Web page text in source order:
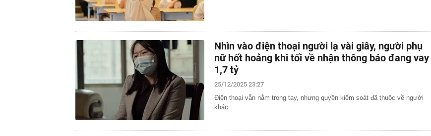
Nhìn vào điện thoại người lạ vài giây, người phụ
nữ hốt hoảng khi tối về nhận thông báo đang vay
1,7 tỷ
25/12/2025 23:27
Điện thoại vẫn nằm trong tay, nhưng quyền kiểm soát đã thuộc về người
khác.